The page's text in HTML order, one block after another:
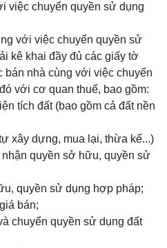
việc chuyển quyền sử dụng
với việc chuyển quyền sử
kê khai đầy đủ các giấy tờ
bán nhà cùng với việc chuyển
với cơ quan thuế, bao gồm:
tích đất (bao gồm cả đất nền
xây dựng, mua lại, thừa kế...)
quyền sở hữu, quyền sử
quyền sử dụng hợp pháp;
bán;
chuyển quyền sử dụng đất